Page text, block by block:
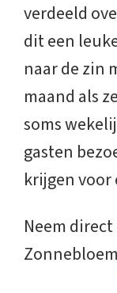
verdeeld
dit een
naar de zin
maand als
soms
gasten
krijgen voor
Neem
Zonnebloem